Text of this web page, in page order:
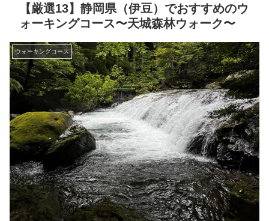
【厳選13】静岡県（伊豆）でおすすめのウ
ォーキングコース〜天城森林ウォーク〜
ウォーキングコース